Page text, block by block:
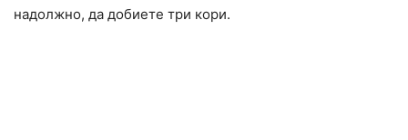
надолжно, да добиете три кори.